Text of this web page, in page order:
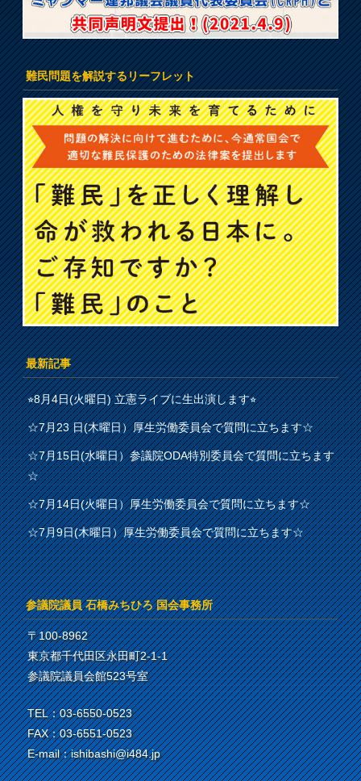
難民問題を解説するリーフレット
最新記事
⭐︎8月4日(火曜日) 立憲ライブに生出演します⭐︎
☆7月23 日(木曜日）厚生労働委員会で質問に立ちます☆
☆7月15日(水曜日）参議院ODA特別委員会で質問に立ちます
☆
☆7月14日(火曜日）厚生労働委員会で質問に立ちます☆
☆7月9日(木曜日）厚生労働委員会で質問に立ちます☆
参議院議員 石橋みちひろ 国会事務所
〒100-8962
東京都千代田区永田町2-1-1
参議院議員会館523号室
TEL：03-6550-0523
FAX：03-6551-0523
E-mail：ishibashi@i484.jp